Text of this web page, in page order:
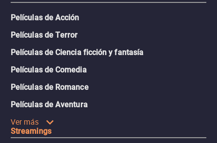
Películas de Acción
Películas de Terror
Películas de Ciencia ficción y fantasía
Películas de Comedia
Películas de Romance
Películas de Aventura
Ver más
Streamings